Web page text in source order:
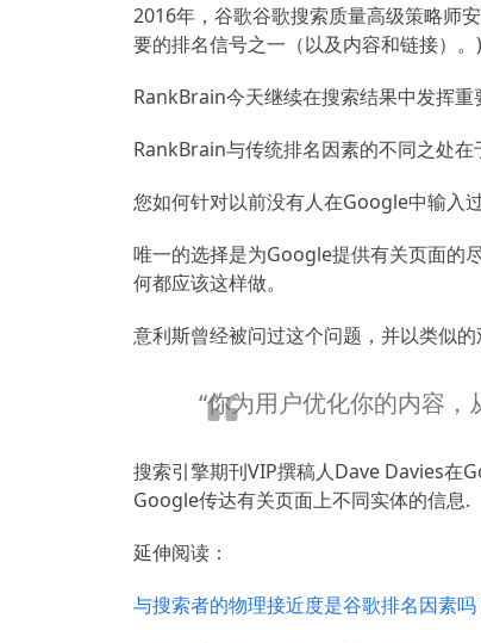
2016年，谷歌谷歌搜索质量高级策略师
要的排名信号之一（以及内容和链接）。
RankBrain今天继续在搜索结果中发挥重
RankBrain与传统排名因素的不同之处在
您如何针对以前没有人在Google中输入
唯一的选择是为Google提供有关页面的
何都应该这样做。
意利斯曾经被问过这个问题，并以类似的
“你为用户优化你的内容，
搜索引擎期刊VIP撰稿人Dave Davies在
Google传达有关页面上不同实体的信息.
延伸阅读：
与搜索者的物理接近度是谷歌排名因素吗